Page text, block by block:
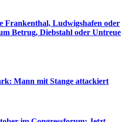
Frankenthal, Ludwigshafen oder
Betrug, Diebstahl oder Untreue
Mann mit Stange attackiert